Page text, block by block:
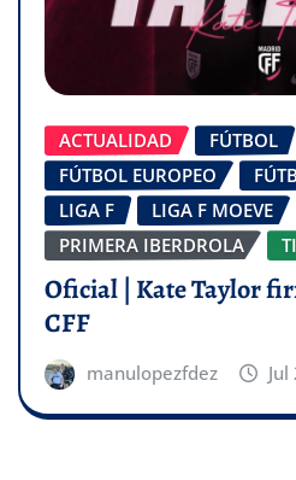
ACTUALIDAD
FÚTBOL
FÚTBOL EUROPEO
LIGA F
LIGA F MOEVE
PRIMERA IBERDROLA
Oficial | Kate Taylor
CFF
manulopezfdez